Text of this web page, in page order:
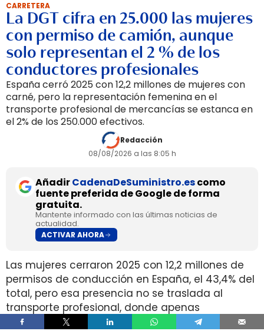
CARRETERA
La DGT cifra en 25.000 las mujeres
con permiso de camión, aunque
solo representan el 2 % de los
conductores profesionales
España cerró 2025 con 12,2 millones de mujeres con
carné, pero la representación femenina en el
transporte profesional de mercancías se estanca en
el 2% de los 250.000 efectivos.
Redacción
08/08/2026 a las 8:05 h
AñadirCadenaDeSuministro.escomo
fuente preferida de Google de forma
gratuita.
Mantente informado con las últimas noticias de
actualidad.
ACTIVAR AHORA
Las mujeres cerraron 2025 con 12,2 millones de
permisos de conducción en España, el 43,4% del
total, pero esa presencia no se traslada al
transporte profesional, donde apenas
representan el 2% de un colectivo de 250.000